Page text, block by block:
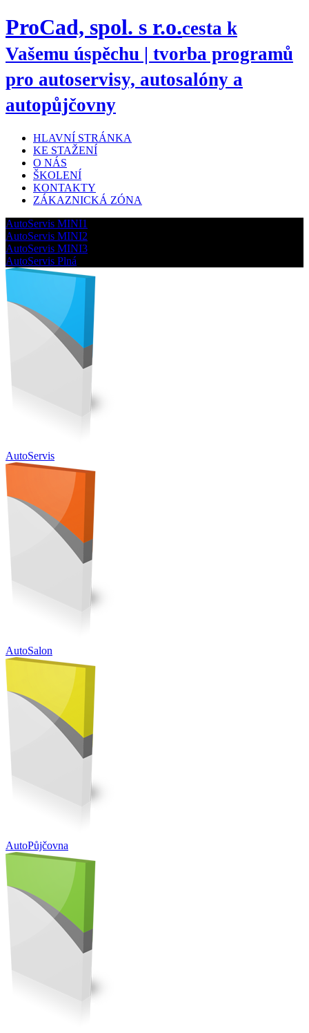
ProCad, spol. s r.o.cesta k
Vašemu úspěchu | tvorba programů
pro autoservisy, autosalóny a
autopůjčovny
HLAVNÍ STRÁNKA
KE STAŽENÍ
O NÁS
ŠKOLENÍ
KONTAKTY
ZÁKAZNICKÁ ZÓNA
AutoServis MINI1
AutoServis MINI2
AutoServis MINI3
AutoServis Plná
AutoServis
AutoSalon
AutoPůjčovna